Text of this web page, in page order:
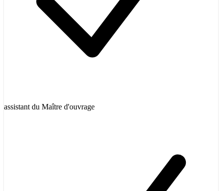
assistant du Maître d'ouvrage